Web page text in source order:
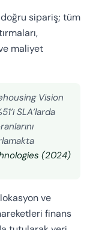
sipariş; tüm
maliyet
Vision
SLA’larda
(2024)
ve
finans